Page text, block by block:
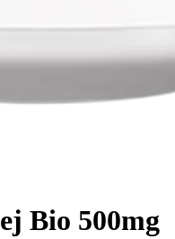
Bio 500mg